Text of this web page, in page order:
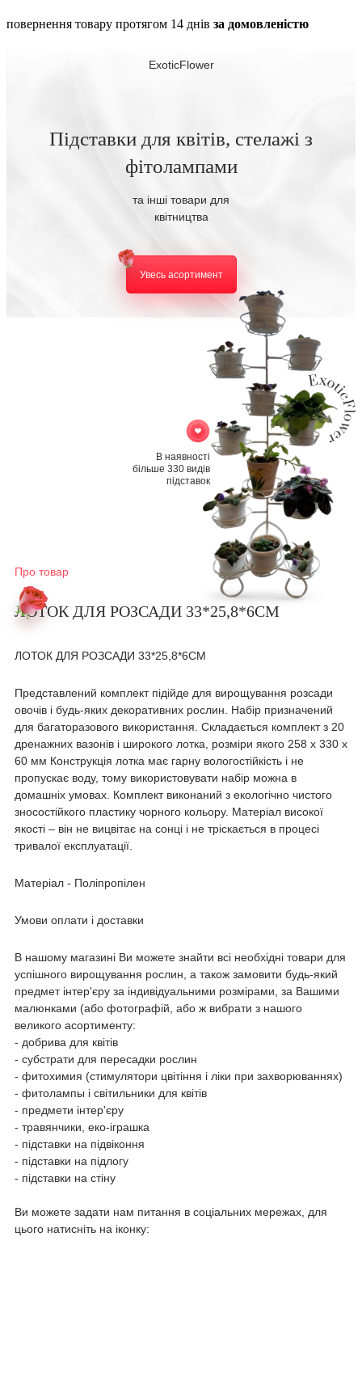
повернення товару протягом 14 днів за домовленістю
ExoticFlower
Підставки для квітів, стелажі з
фітолампами
та інші товари для
квітництва
Увесь асортимент
В наявності
більше 330 видів
підставок
Про товар
ЛОТОК ДЛЯ РОЗСАДИ 33*25,8*6СМ
ЛОТОК ДЛЯ РОЗСАДИ 33*25,8*6СМ
Представлений комплект підійде для вирощування розсади
овочів і будь-яких декоративних рослин. Набір призначений
для багаторазового використання. Складається комплект з 20
дренажних вазонів і широкого лотка, розміри якого 258 х 330 х
60 мм Конструкція лотка має гарну вологостійкість і не
пропускає воду, тому використовувати набір можна в
домашніх умовах. Комплект виконаний з екологічно чистого
зносостійкого пластику чорного кольору. Матеріал високої
якості – він не вицвітає на сонці і не тріскається в процесі
тривалої експлуатації.
Матеріал - Поліпропілен
Умови оплати і доставки
В нашому магазині Ви можете знайти всі необхідні товари для
успішного вирощування рослин, а також замовити будь-який
предмет інтер'єру за індивідуальними розмірами, за Вашими
малюнками (або фотографій, або ж вибрати з нашого
великого асортименту:
- добрива для квітів
- субстрати для пересадки рослин
- фитохимия (стимулятори цвітіння і ліки при захворюваннях)
- фитолампы і світильники для квітів
- предмети інтер'єру
- травянчики, еко-іграшка
- підставки на підвіконня
- підставки на підлогу
- підставки на стіну
Ви можете задати нам питання в соціальних мережах, для
цього натисніть на іконку: